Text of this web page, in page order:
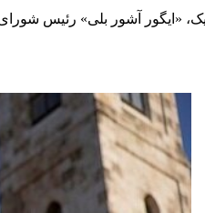
«ایگور آشور بلی» رئیس